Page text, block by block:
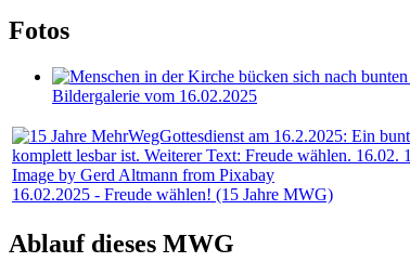
Fotos
Bildergalerie vom 16.02.2025
Image by Gerd Altmann from Pixabay
16.02.2025 - Freude wählen! (15 Jahre MWG)
Ablauf dieses MWG